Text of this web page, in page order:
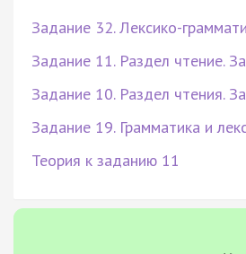
Задание 32. Лексико-
Задание 11. Раздел чтение.
Задание 10. Раздел чтения.
Задание 19. Грамматика и
Теория к заданию 11